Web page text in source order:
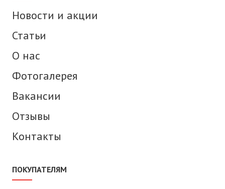
Новости и акции
Статьи
О нас
Фотогалерея
Вакансии
Отзывы
Контакты
ПОКУПАТЕЛЯМ